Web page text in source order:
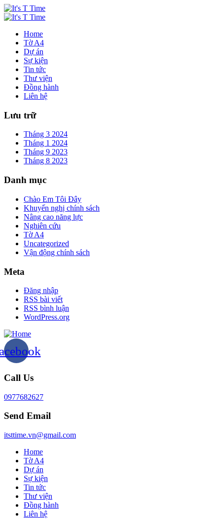
Home
Tờ A4
Dự án
Sự kiện
Tin tức
Thư viện
Đồng hành
Liên hệ
Lưu trữ
Tháng 3 2024
Tháng 1 2024
Tháng 9 2023
Tháng 8 2023
Danh mục
Chào Em Tôi Đây
Khuyến nghị chính sách
Nâng cao năng lực
Nghiên cứu
Tờ A4
Uncategorized
Vận động chính sách
Meta
Đăng nhập
RSS bài viết
RSS bình luận
WordPress.org
Call Us
0977682627
Send Email
itsttime.vn@gmail.com
Home
Tờ A4
Dự án
Sự kiện
Tin tức
Thư viện
Đồng hành
Liên hệ